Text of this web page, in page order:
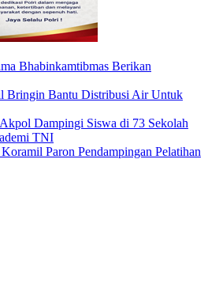
Bhabinkamtibmas Berikan
Bringin Bantu Distribusi Air Untuk
Dampingi Siswa di 73 Sekolah
TNI
Paron Pendampingan Pelatihan